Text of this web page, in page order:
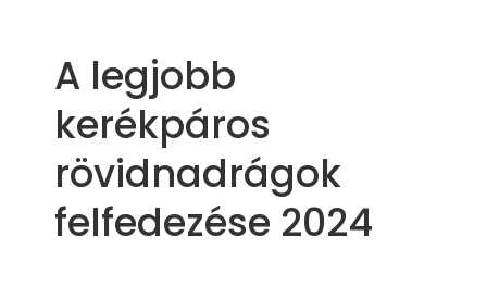
A legjobb
kerékpáros
rövidnadrágok
felfedezése 2024